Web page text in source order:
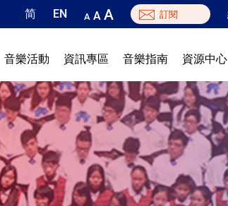
简 EN A A A
音樂活動 資訊專區 音樂指南 資源中心